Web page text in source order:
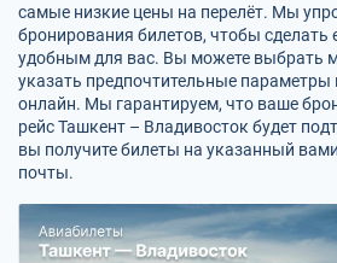
самые низкие цены на перелёт. Мы
бронирования билетов, чтобы сделать
удобным для вас. Вы можете выбрать
указать предпочтительные параметры
онлайн. Мы гарантируем, что ваше
рейс Ташкент – Владивосток будет
вы получите билеты на указанный
почты.